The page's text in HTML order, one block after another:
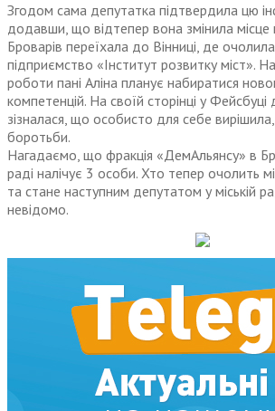
Згодом сама депутатка підтвердила цю
додавши, що відтепер вона змінила
Броварів переїхала до Вінниці, де
підприємство «Інститут розвитку міст».
роботи пані Аліна планує набиратися
компетенцій. На своїй сторінці у Фейсбуці
зізналася, що особисто для себе
боротьби.
Нагадаємо, що фракція «ДемАльянсу» в
раді налічує 3 особи. Хто тепер очолить
та стане наступним депутатом у міській
невідомо.